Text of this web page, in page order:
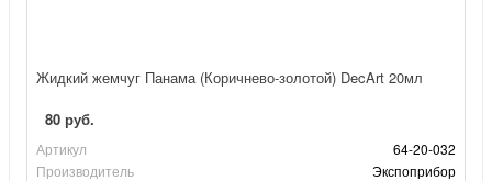
Жидкий жемчуг Панама (Коричнево-золотой) DecArt 20мл
80 руб.
Артикул
64-20-032
Производитель
Экспоприбор